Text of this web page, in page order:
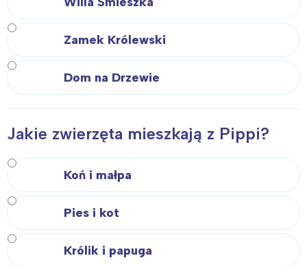
Zamek Królewski
Dom na Drzewie
Jakie zwierzęta mieszkają z Pippi?
Koń i małpa
Pies i kot
Królik i papuga